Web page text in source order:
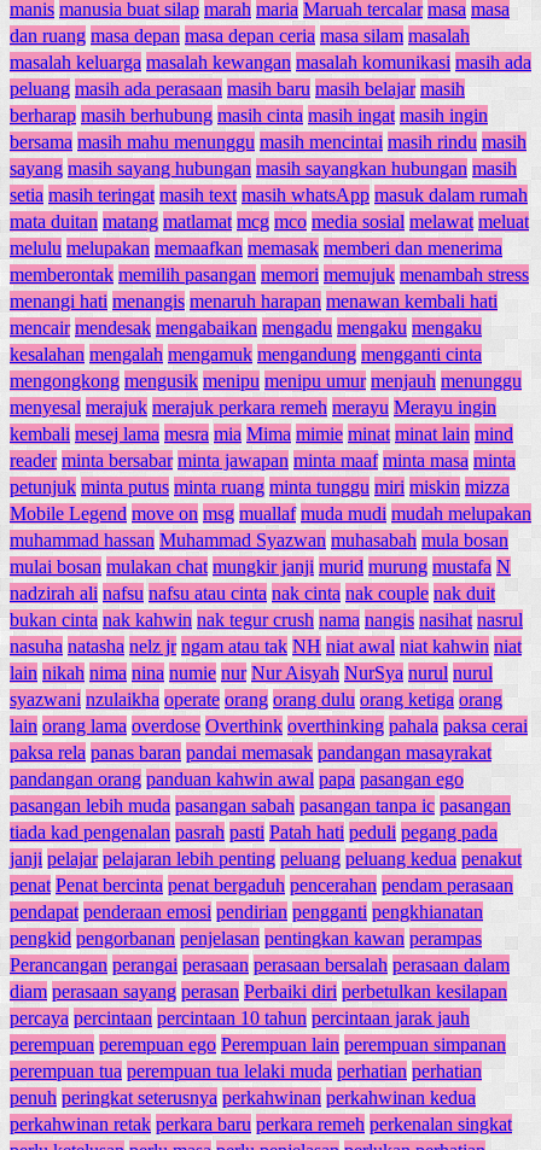
manis manusia buat silap marah maria Maruah tercalar masa masa
dan ruang masa depan masa depan ceria masa silam masalah
masalah keluarga masalah kewangan masalah komunikasi masih ada
peluang masih ada perasaan masih baru masih belajar masih
berharap masih berhubung masih cinta masih ingat masih ingin
bersama masih mahu menunggu masih mencintai masih rindu masih
sayang masih sayang hubungan masih sayangkan hubungan masih
setia masih teringat masih text masih whatsApp masuk dalam rumah
mata duitan matang matlamat mcg mco media sosial melawat meluat
melulu melupakan memaafkan memasak memberi dan menerima
memberontak memilih pasangan memori memujuk menambah stress
menangi hati menangis menaruh harapan menawan kembali hati
mencair mendesak mengabaikan mengadu mengaku mengaku
kesalahan mengalah mengamuk mengandung mengganti cinta
mengongkong mengusik menipu menipu umur menjauh menunggu
menyesal merajuk merajuk perkara remeh merayu Merayu ingin
kembali mesej lama mesra mia Mima mimie minat minat lain mind
reader minta bersabar minta jawapan minta maaf minta masa minta
petunjuk minta putus minta ruang minta tunggu miri miskin mizza
Mobile Legend move on msg muallaf muda mudi mudah melupakan
muhammad hassan Muhammad Syazwan muhasabah mula bosan
mulai bosan mulakan chat mungkir janji murid murung mustafa N
nadzirah ali nafsu nafsu atau cinta nak cinta nak couple nak duit
bukan cinta nak kahwin nak tegur crush nama nangis nasihat nasrul
nasuha natasha nelz jr ngam atau tak NH niat awal niat kahwin niat
lain nikah nima nina numie nur Nur Aisyah NurSya nurul nurul
syazwani nzulaikha operate orang orang dulu orang ketiga orang
lain orang lama overdose Overthink overthinking pahala paksa cerai
paksa rela panas baran pandai memasak pandangan masayrakat
pandangan orang panduan kahwin awal papa pasangan ego
pasangan lebih muda pasangan sabah pasangan tanpa ic pasangan
tiada kad pengenalan pasrah pasti Patah hati peduli pegang pada
janji pelajar pelajaran lebih penting peluang peluang kedua penakut
penat Penat bercinta penat bergaduh pencerahan pendam perasaan
pendapat penderaan emosi pendirian pengganti pengkhianatan
pengkid pengorbanan penjelasan pentingkan kawan perampas
Perancangan perangai perasaan perasaan bersalah perasaan dalam
diam perasaan sayang perasan Perbaiki diri perbetulkan kesilapan
percaya percintaan percintaan 10 tahun percintaan jarak jauh
perempuan perempuan ego Perempuan lain perempuan simpanan
perempuan tua perempuan tua lelaki muda perhatian perhatian
penuh peringkat seterusnya perkahwinan perkahwinan kedua
perkahwinan retak perkara baru perkara remeh perkenalan singkat